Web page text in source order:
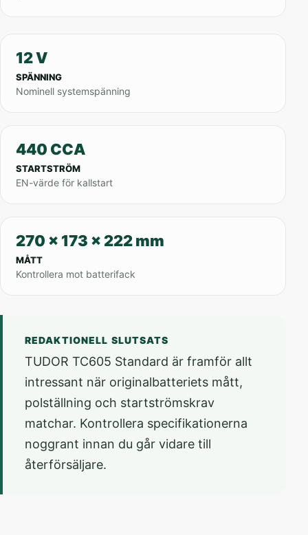
12 V
SPÄNNING
Nominell systemspänning
440 CCA
STARTSTRÖM
EN-värde för kallstart
270 x 173 x 222 mm
MÅTT
Kontrollera mot batterifack
REDAKTIONELL SLUTSATS
TUDOR TC605 Standard är framför allt
intressant när originalbatteriets mått,
polställning och startströmskrav
matchar. Kontrollera specifikationerna
noggrant innan du går vidare till
återförsäljare.